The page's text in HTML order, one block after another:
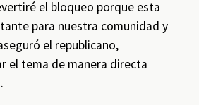
el bloqueo porque esta
para nuestra comunidad y
el republicano,
el tema de manera directa